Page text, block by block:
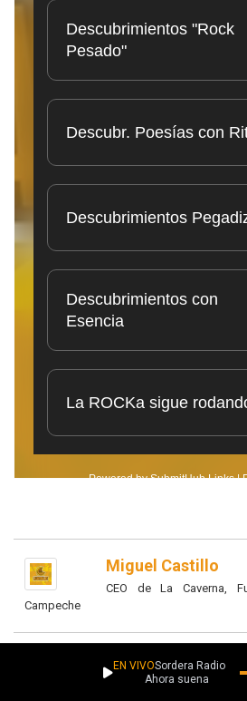
Miguel Castillo
CEO de La Caverna,
Campeche
EN VIVOSordera Radio
Ahora suena